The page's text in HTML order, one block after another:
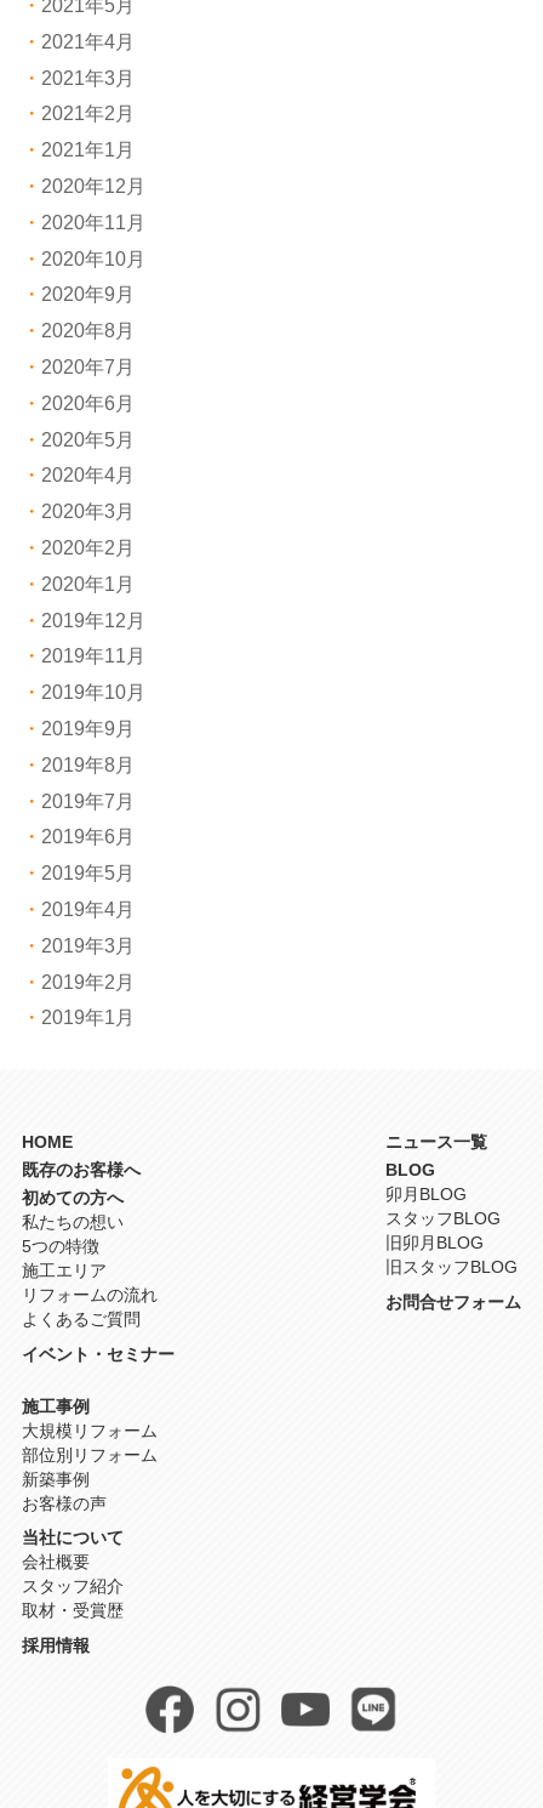
2021年5月
2021年4月
2021年3月
2021年2月
2021年1月
2020年12月
2020年11月
2020年10月
2020年9月
2020年8月
2020年7月
2020年6月
2020年5月
2020年4月
2020年3月
2020年2月
2020年1月
2019年12月
2019年11月
2019年10月
2019年9月
2019年8月
2019年7月
2019年6月
2019年5月
2019年4月
2019年3月
2019年2月
2019年1月
HOME
既存のお客様へ
初めての方へ
私たちの想い
5つの特徴
施工エリア
リフォームの流れ
よくあるご質問
イベント・セミナー
施工事例
大規模リフォーム
部位別リフォーム
新築事例
お客様の声
当社について
会社概要
スタッフ紹介
取材・受賞歴
採用情報
ニュース一覧
BLOG
卯月BLOG
スタッフBLOG
旧卯月BLOG
旧スタッフBLOG
お問合せフォーム